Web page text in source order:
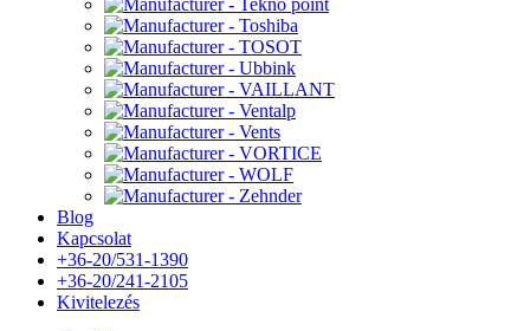
Blog
Kapcsolat
+36-20/531-1390
+36-20/241-2105
Kivitelezés